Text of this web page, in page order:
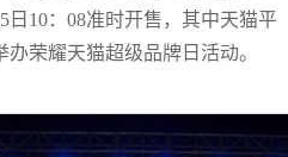
日10：08准时开售，其中天猫平
荣耀天猫超级品牌日活动。